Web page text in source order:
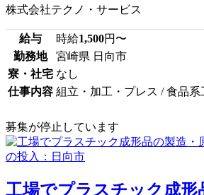
株式会社テクノ・サービス
給与 時給1,500円〜
勤務地
宮崎県 日向市
寮・社宅 なし
仕事内容 組立・加工・プレス / 食品系
募集が停止しています
工場でプラスチック成形